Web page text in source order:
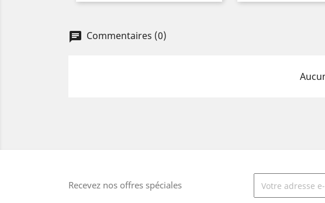
Commentaires (0)
Recevez nos offres spéciales